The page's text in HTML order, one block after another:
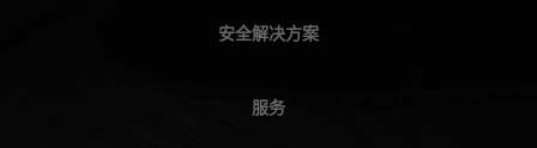
安全解决方案
服务